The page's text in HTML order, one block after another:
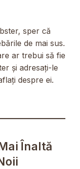
sper că
de mai sus.
ar trebui să fie
și adresați-le
despre ei.
Înaltă